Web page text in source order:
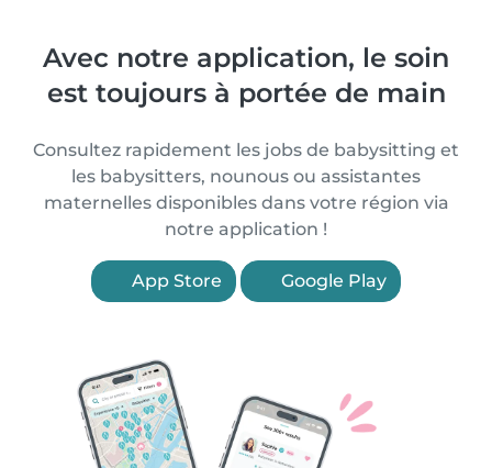
Avec notre application, le soin
est toujours à portée de main
Consultez rapidement les jobs de babysitting et
les babysitters, nounous ou assistantes
maternelles disponibles dans votre région via
notre application !
App Store Google Play